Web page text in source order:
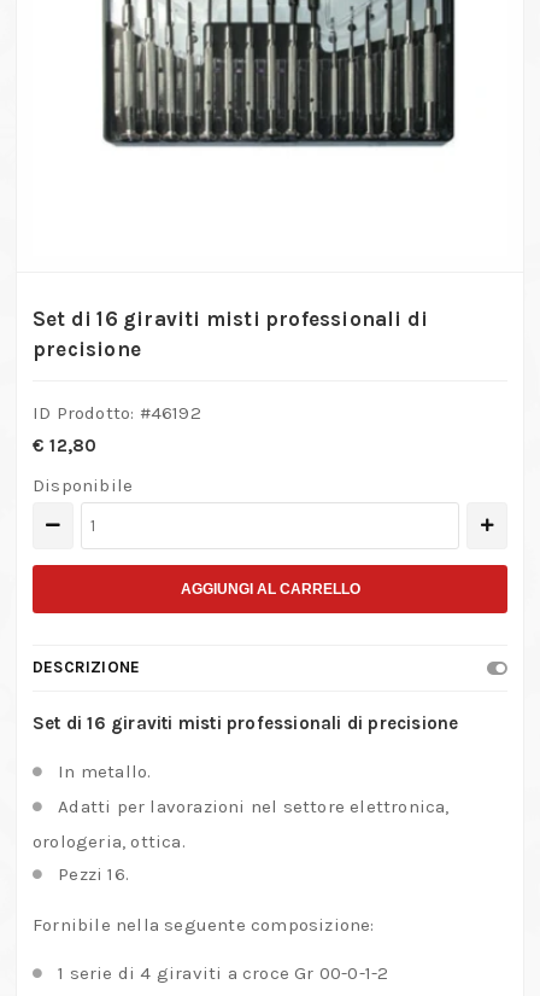
Set di 16 giraviti misti professionali di
precisione
ID Prodotto: #46192
€ 12,80
Disponibile
giraviti
professionali
di
quantità
AGGIUNGI AL CARRELLO
DESCRIZIONE
Set di 16 giraviti misti professionali di precisione
In metallo.
Adatti per lavorazioni nel settore elettronica,
orologeria, ottica.
Pezzi 16.
Fornibile nella seguente composizione:
1 serie di 4 giraviti a croce Gr 00-0-1-2